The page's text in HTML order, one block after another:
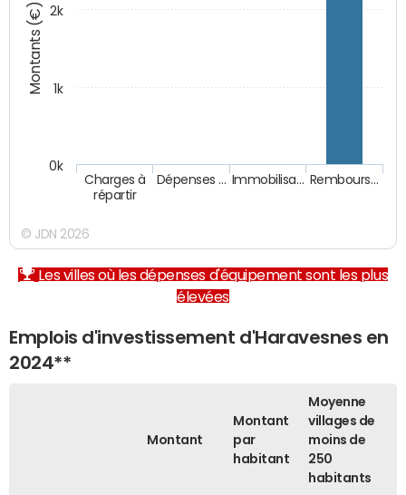
Montants (€)
Charges à
répartir
Dépenses … Immobilisa… Rembours…
0k
1k
2k
© JDN 2026
Les villes où les dépenses d'équipement sont les plus
élevées
Emplois d'investissement d'Haravesnes en
2024**
Montant
Montant
par
habitant
Moyenne
villages de
moins de
250
habitants